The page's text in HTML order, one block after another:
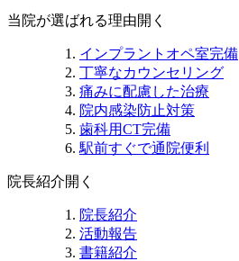
当院が選ばれる理由開く
インプラントオペ室完備
丁寧なカウンセリング
痛みに配慮した治療
院内感染防止対策
歯科用CT完備
駅前すぐで通院便利
院長紹介開く
院長紹介
活動報告
書籍紹介